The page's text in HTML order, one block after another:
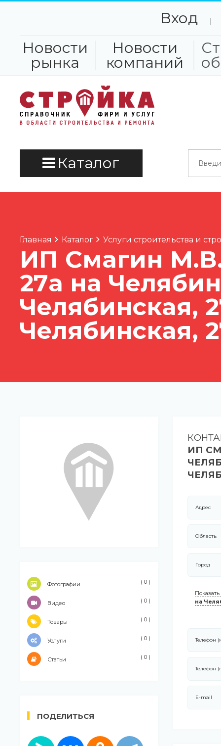
Вход |
Новости
рынка
Новости
компаний
Каталог
Главная Каталог Услуги строительства и
ИП Смагин
27а на
Челябинская,
Челябинская,
Фотографии ( 0 )
Видео ( 0 )
Товары ( 0 )
Услуги ( 0 )
Статьи ( 0 )
ПОДЕЛИТЬСЯ
ИП
Адрес
Область
Город
на
Телефон
Телефон
E-mail